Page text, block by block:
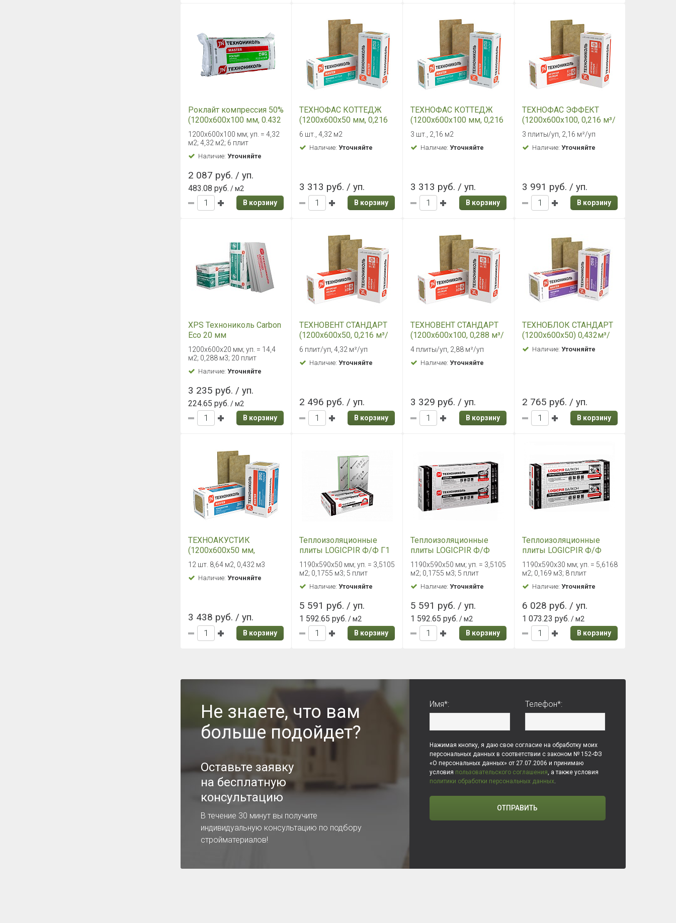
Роклайт компрессия 50%
(1200х600х100 мм, 0.432
м3/уп)
1200х600х100 мм; уп. = 4,32
м2; 4,32 м2; 6 плит
Наличие: Уточняйте
2 087 руб. / уп.
483.08 руб. / м2
В корзину
ТЕХНОФАС КОТТЕДЖ
(1200х600х50 мм, 0,216
м3)
6 шт., 4,32 м2
Наличие:Уточняйте
3 313 руб. / уп.
В корзину
ТЕХНОФАС КОТТЕДЖ
(1200х600х100 мм, 0,216
м3)
3 шт., 2,16 м2
Наличие:Уточняйте
3 313 руб. / уп.
В корзину
ТЕХНОФАС ЭФФЕКТ
(1200х600х100, 0,216 м³/
уп)
3 плиты/уп, 2,16 м²/уп
Наличие: Уточняйте
3 991 руб. / уп.
В корзину
XPS Технониколь Carbon
Eco 20 мм
1200х600х20 мм; уп. = 14,4
м2; 0,288 м3; 20 плит
Наличие: Уточняйте
3 235 руб. / уп.
224.65 руб. / м2
В корзину
ТЕХНОВЕНТ СТАНДАРТ
(1200х600х50, 0,216 м³/
уп)
6 плит/уп, 4,32 м²/уп
Наличие:Уточняйте
2 496 руб. / уп.
В корзину
ТЕХНОВЕНТ СТАНДАРТ
(1200х600х100, 0,288 м³/
уп)
4 плиты/уп, 2,88 м²/уп
Наличие:Уточняйте
3 329 руб. / уп.
В корзину
ТЕХНОБЛОК СТАНДАРТ
(1200х600х50) 0,432м³/
уп Наличие: Уточняйте
2 765 руб. / уп.
В корзину
ТЕХНОАКУСТИК
(1200х600х50 мм,
0.432м3)
12 шт. 8,64 м2, 0,432 м3
Наличие: Уточняйте
3 438 руб. / уп.
В корзину
Теплоизоляционные
плиты LOGICPIR Ф/Ф Г1
L-кромка 1190х590х50
мм
1190х590х50 мм; уп. = 3,5105
м2; 0,1755 м3; 5 плит
Наличие:Уточняйте
5 591 руб. / уп.
1 592.65 руб. / м2
В корзину
Теплоизоляционные
плиты LOGICPIR Ф/Ф
Баня L-кромка
1190х590х50 мм
1190х590х50 мм; уп. = 3,5105
м2; 0,1755 м3; 5 плит
Наличие:Уточняйте
5 591 руб. / уп.
1 592.65 руб. / м2
В корзину
Теплоизоляционные
плиты LOGICPIR Ф/Ф
Балкон L-кромка
1190х590х30 мм
1190x590x30 мм; уп. = 5,6168
м2; 0,169 м3; 8 плит
Наличие: Уточняйте
6 028 руб. / уп.
1 073.23 руб. / м2
В корзину
Не знаете, что вам
больше подойдет?
Оставьте заявку
на бесплатную
консультацию
В течение 30 минут вы получите
индивидуальную консультацию по подбору
стройматериалов!
Имя*: Телефон*:
Нажимая кнопку, я даю свое согласие на обработку моих
персональных данных в соответствии с законом № 152-ФЗ
«О персональных данных» от 27.07.2006 и принимаю
условия пользовательского соглашения, а также условия
политики обработки персональных данных.
ОТПРАВИТЬ